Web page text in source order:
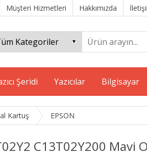
Müşteri Hizmetleri Hakkımızda
Şeridi Yazıcılar Bilgisayar
Kartuş EPSON
C13T02Y200 Mavi